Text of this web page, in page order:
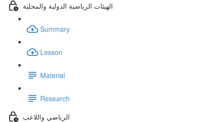
الهيئات الرياضية الدولية والمحلية
Summary
Lesson
Material
Research
الرياضي واللاعب